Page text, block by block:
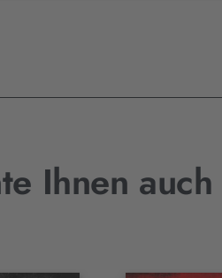
Ihnen